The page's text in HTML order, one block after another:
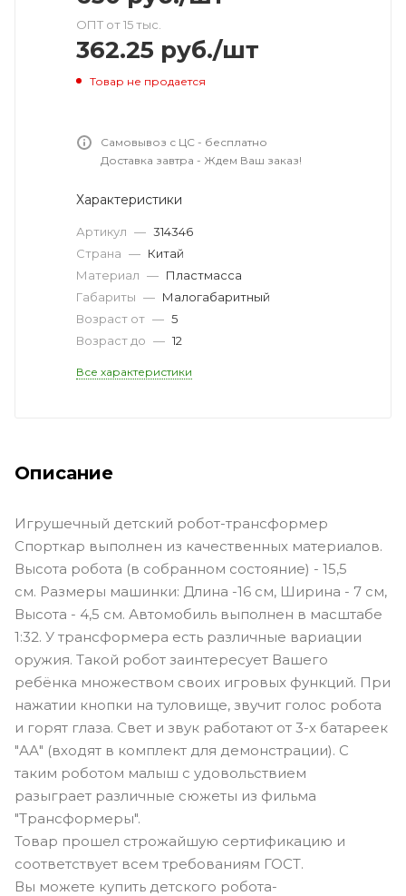
ОПТ от 15 тыс.
362.25 руб./шт
Товар не продается
Самовывоз с ЦС - бесплатно
Доставка завтра - Ждем Ваш заказ!
Характеристики
Артикул — 314346
Страна — Китай
Материал — Пластмасса
Габариты — Малогабаритный
Возраст от — 5
Возраст до — 12
Все характеристики
Описание
Игрушечный детский робот-трансформер
Спорткар выполнен из качественных материалов.
Высота робота (в собранном состояние) - 15,5
см. Размеры машинки: Длина -16 см, Ширина - 7 см,
Высота - 4,5 см. Автомобиль выполнен в масштабе
1:32. У трансформера есть различные вариации
оружия. Такой робот заинтересует Вашего
ребёнка множеством своих игровых функций. При
нажатии кнопки на туловище, звучит голос робота
и горят глаза. Свет и звук работают от 3-х батареек
"АА" (входят в комплект для демонстрации). С
таким роботом малыш с удовольствием
разыграет различные сюжеты из фильма
"Трансформеры".
Товар прошел строжайшую сертификацию и
соответствует всем требованиям ГОСТ.
Вы можете купить детского робота-